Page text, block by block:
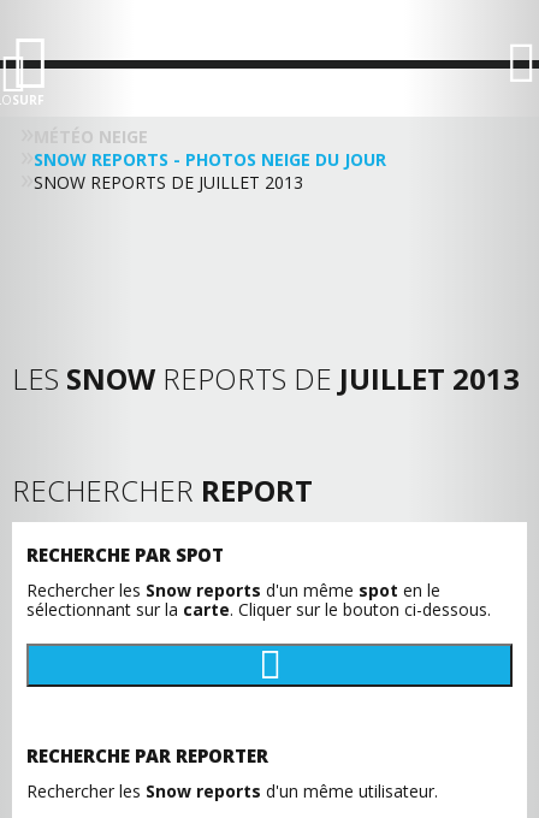
SURF
MÉTÉO NEIGE
SNOW REPORTS - PHOTOS NEIGE DU JOUR
SNOW REPORTS DE JUILLET 2013
LES SNOW REPORTS DE JUILLET 2013
RECHERCHER REPORT
RECHERCHE PAR SPOT
Rechercher les Snow reports d'un même spot en le
sélectionnant sur la carte. Cliquer sur le bouton ci-dessous.
RECHERCHE PAR REPORTER
Rechercher les Snow reports d'un même utilisateur.